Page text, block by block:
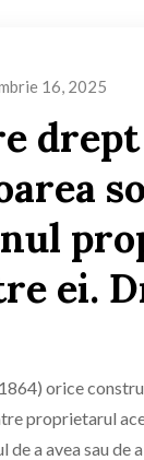
16, 2025
ei.
orice
proprietarul
a avea sau de